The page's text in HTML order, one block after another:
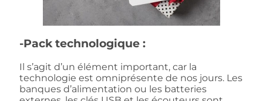
-Pack technologique :
Il s’agit d’un élément important, car la
technologie est omniprésente de nos jours. Les
banques d’alimentation ou les batteries